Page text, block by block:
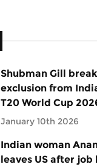
Shubman Gill
exclusion from
T20 World Cup
January 10th 2026
Indian woman
leaves US after job